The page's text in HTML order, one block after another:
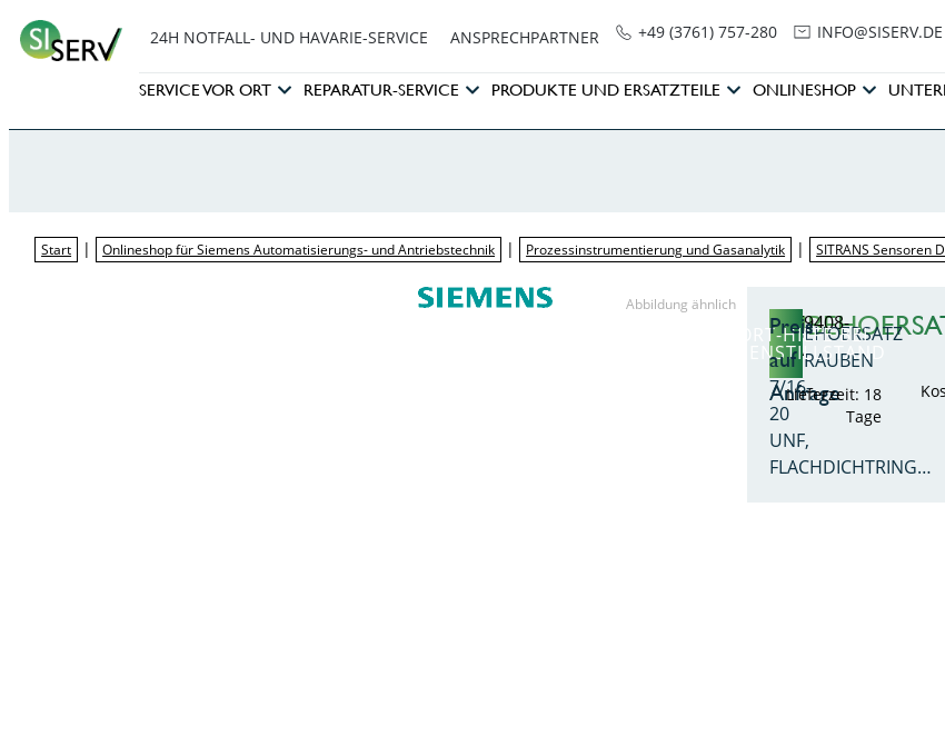
24H NOTFALL- UND HAVARIE-SERVICE ANSPRECHPARTNER +49 (3761) 757-280 ED.VRE
SIS@OF
NI
SERVICE VOR ORT REPARATUR-SERVICE PRODUKTE UND ERSATZTEILE ONLINESHOP
Start | Onlineshop für Siemens Automatisierungs- und Antriebstechnik | Prozessinstrumentierung und Gasanalytik | SITRANS Sensoren
Abbildung ähnlich
7MF9408-
5DA
ZUBEHOERSATZ
SCHRAUBEN
7/16-
20
UNF,
FLACHDICHTRING…
SOFORT-HILFE BEI
ANLAGENSTILLSTAND
Preis
auf
Anfrage
Lieferzeit: 18
Tage